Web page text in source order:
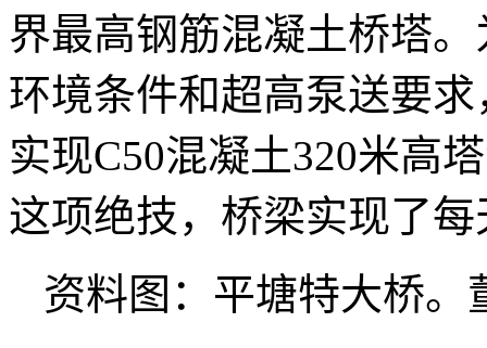
界最高钢筋混凝土桥塔
环境条件和超高泵送要
实现C50混凝土320米高
这项绝技，桥梁实现了每
资料图：平塘特大桥。